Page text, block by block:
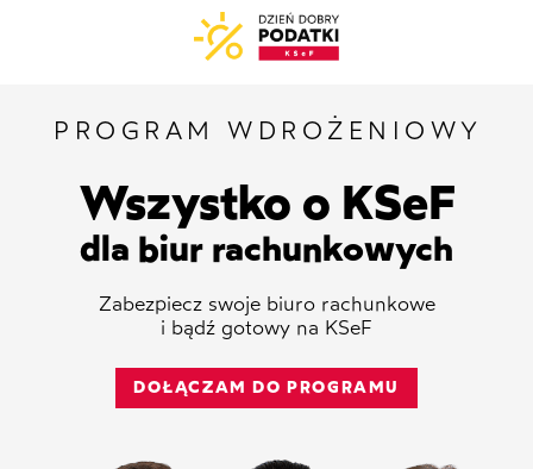
PROGRAM WDROŻENIOWY
Wszystko o KSeF
dla biur rachunkowych
Zabezpiecz swoje biuro rachunkowe
i bądź gotowy na KSeF
DOŁĄCZAM DO PROGRAMU